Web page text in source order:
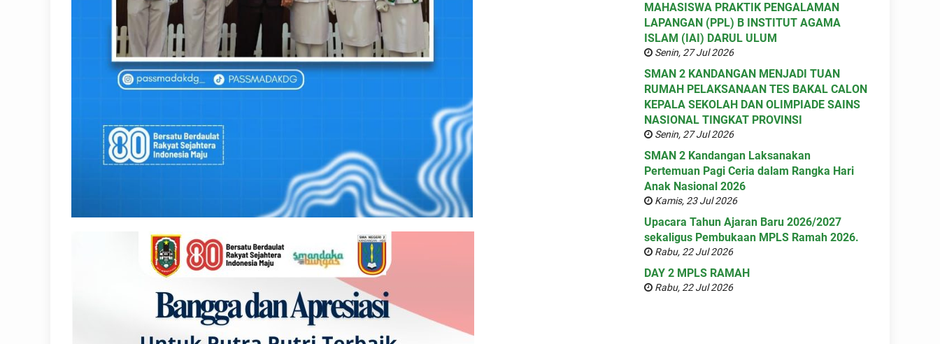
MAHASISWA PRAKTIK PENGALAMAN
LAPANGAN (PPL) B INSTITUT AGAMA
ISLAM (IAI) DARUL ULUM
Senin, 27 Jul 2026
SMAN 2 KANDANGAN MENJADI TUAN
RUMAH PELAKSANAAN TES BAKAL CALON
KEPALA SEKOLAH DAN OLIMPIADE SAINS
NASIONAL TINGKAT PROVINSI
Senin, 27 Jul 2026
SMAN 2 Kandangan Laksanakan
Pertemuan Pagi Ceria dalam Rangka Hari
Anak Nasional 2026
Kamis, 23 Jul 2026
Upacara Tahun Ajaran Baru 2026/2027
sekaligus Pembukaan MPLS Ramah 2026.
Rabu, 22 Jul 2026
DAY 2 MPLS RAMAH
Rabu, 22 Jul 2026